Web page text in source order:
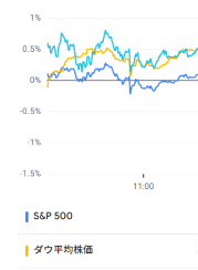
へ
米・イラ
米イラン
6月の注